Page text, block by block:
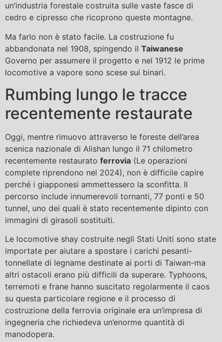
un’industria forestale costruita sulle vaste fasce di
cedro e cipresso che ricoprono queste montagne.
Ma farlo non è stato facile. La costruzione fu
abbandonata nel 1908, spingendo il Taiwanese
Governo per assumere il progetto e nel 1912 le prime
locomotive a vapore sono scese sui binari.
Rumbing lungo le tracce
recentemente restaurate
Oggi, mentre rimuovo attraverso le foreste dell’area
scenica nazionale di Alishan lungo il 71 chilometro
recentemente restaurato ferrovia (Le operazioni
complete riprendono nel 2024), non è difficile capire
perché i giapponesi ammettessero la sconfitta. Il
percorso include innumerevoli tornanti, 77 ponti e 50
tunnel, uno dei quali è stato recentemente dipinto con
immagini di girasoli sostituiti.
Le locomotive shay costruite negli Stati Uniti sono state
importate per aiutare a spostare i carichi pesanti-
tonnellate di legname destinate ai porti di Taiwan-ma
altri ostacoli erano più difficili da superare. Typhoons,
terremoti e frane hanno suscitato regolarmente il caos
su questa particolare regione e il processo di
costruzione della ferrovia originale era un’impresa di
ingegneria che richiedeva un’enorme quantità di
manodopera.